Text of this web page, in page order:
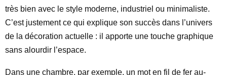
très bien avec le style moderne, industriel ou minimaliste.
C’est justement ce qui explique son succès dans l’univers
de la décoration actuelle : il apporte une touche graphique
sans alourdir l’espace.
Dans une chambre, par exemple, un mot en fil de fer au-